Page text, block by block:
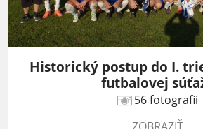
Historický postup do I.
futbalovej
56 fotografii